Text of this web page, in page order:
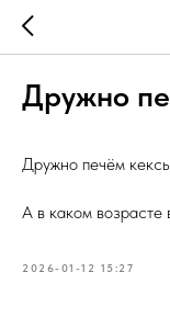
Дружно
Дружно печём
А в каком возрасте
2026-01-12 15:27